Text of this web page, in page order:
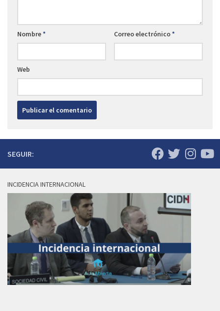
Nombre* Correo electrónico*
Web
SEGUIR:
INCIDENCIA INTERNACIONAL